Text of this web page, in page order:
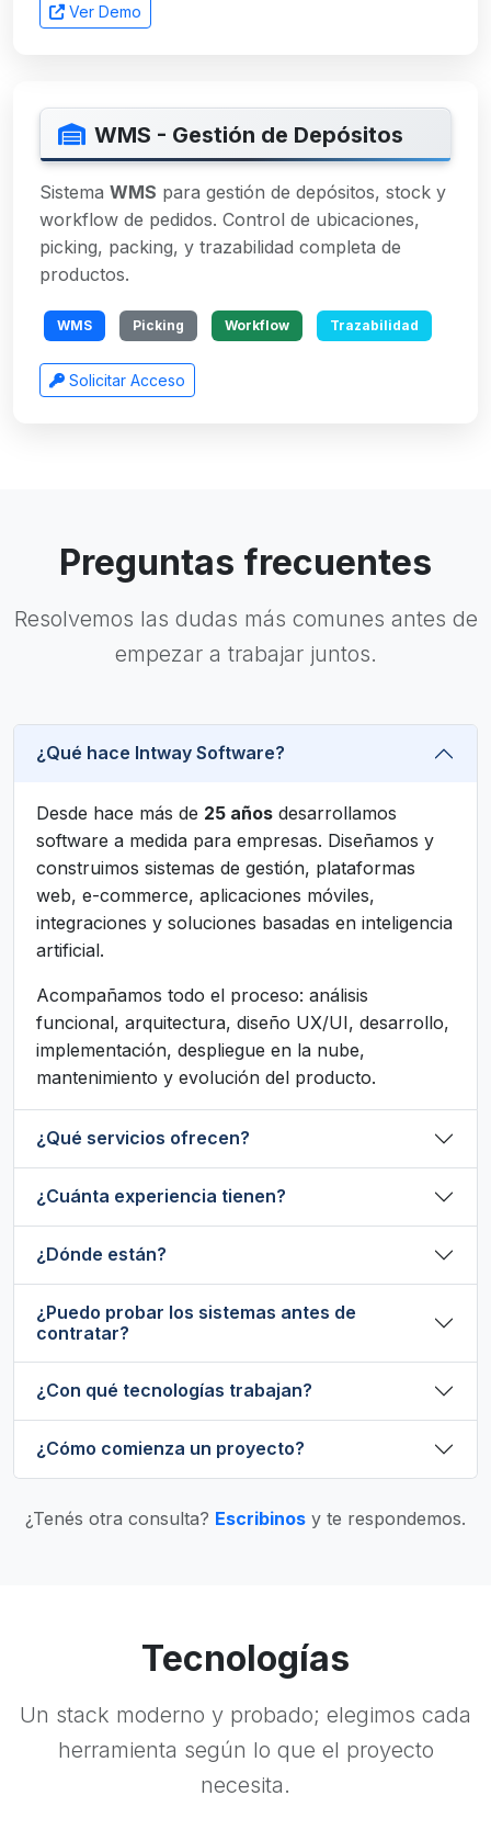
Ver Demo
WMS - Gestión de Depósitos
Sistema WMS para gestión de depósitos, stock y
workflow de pedidos. Control de ubicaciones,
picking, packing, y trazabilidad completa de
productos.
WMS Picking Workflow Trazabilidad
Solicitar Acceso
Preguntas frecuentes
Resolvemos las dudas más comunes antes de
empezar a trabajar juntos.
¿Qué hace Intway Software?
Desde hace más de 25 años desarrollamos
software a medida para empresas. Diseñamos y
construimos sistemas de gestión, plataformas
web, e-commerce, aplicaciones móviles,
integraciones y soluciones basadas en inteligencia
artificial.
Acompañamos todo el proceso: análisis
funcional, arquitectura, diseño UX/UI, desarrollo,
implementación, despliegue en la nube,
mantenimiento y evolución del producto.
¿Qué servicios ofrecen?
¿Cuánta experiencia tienen?
¿Dónde están?
¿Puedo probar los sistemas antes de
contratar?
¿Con qué tecnologías trabajan?
¿Cómo comienza un proyecto?
¿Tenés otra consulta? Escribinos y te respondemos.
Tecnologías
Un stack moderno y probado; elegimos cada
herramienta según lo que el proyecto
necesita.